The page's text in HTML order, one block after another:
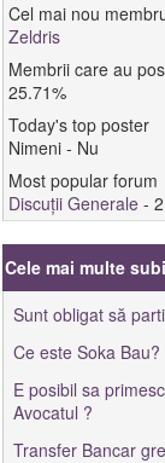
Cel mai nou
Zeldris
Membrii care au
25.71%
Today's top poster
Nimeni - Nu
Most popular forum
Discuții Generale -
Cele mai multe
Sunt obligat să
Ce este Soka Bau?
E posibil sa
Avocatul ?
Transfer Bancar